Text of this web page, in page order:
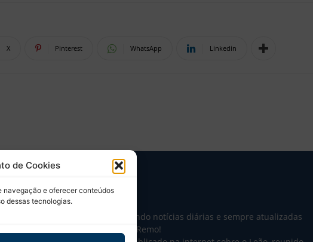
de Cookies
navegação e oferecer conteúdos
dessas tecnologias.
X Pinterest WhatsApp Linkedin
SOBRE NÓS
Desde 2004 trazendo notícias diárias e sempre atualizadas
sobre o Clube do Remo!